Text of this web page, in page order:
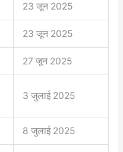
23 जून 2025
23 जून 2025
27 जून 2025
3 जुलाई 2025
8 जुलाई 2025